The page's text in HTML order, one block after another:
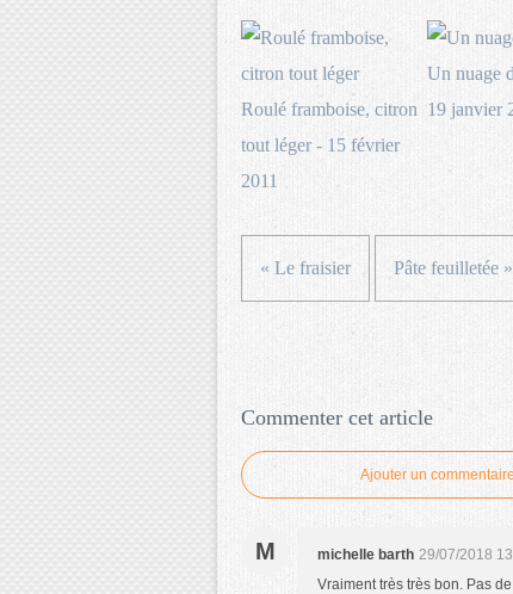
Roulé framboise, citron
tout léger - 15 février
2011
Un nuage
19 janvier
« Le fraisier Pâte feuilletée »
Commenter cet article
Ajouter un
M michelle barth 29/07/2018
Vraiment très très bon. Pas